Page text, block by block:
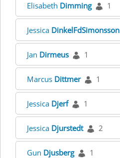
Elisabeth Dimming 1
Jessica DinkelFdSimonsson
Jan Dirmeus 1
Marcus Dittmer 1
Jessica Djerf 1
Jessica Djurstedt 2
Gun Djusberg 1